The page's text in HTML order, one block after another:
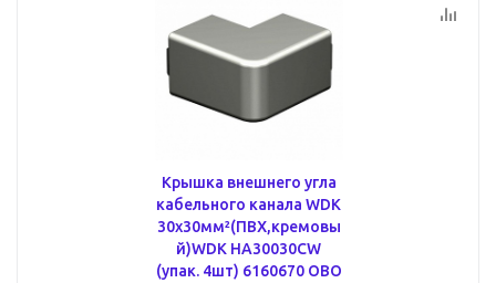
Крышка внешнего угла
кабельного канала WDK
30x30мм²(ПВХ,кремовы
й)WDK HA30030CW
(упак. 4шт) 6160670 OBO